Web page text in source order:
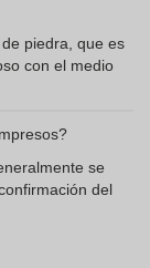
piedra, que es
con el medio
se
del